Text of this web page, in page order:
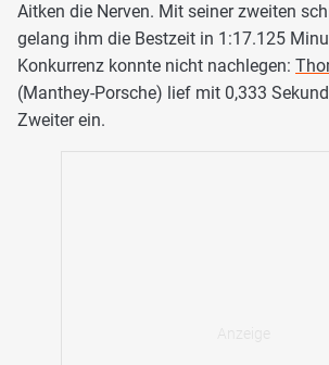
Aitken die Nerven. Mit seiner zweiten
gelang ihm die Bestzeit in 1:17.125
Konkurrenz konnte nicht nachlegen:
(Manthey-Porsche) lief mit 0,333
Zweiter ein.